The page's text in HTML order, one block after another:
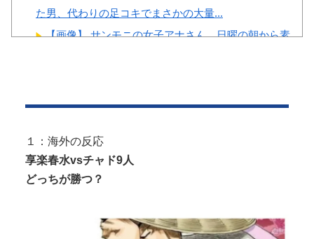
国の反応
た男、代わりの足コキでまさかの大量...
【画像】 サンモニの女子アナさん、日曜の朝から素
利用…子供に絶対見せられないメスの...
井上晴美、乳首ヘア○ードや濡れ場お○ぱいがエ□過ぎ
る！人生最後のラスト写真集、最...
１：海外の反応
享楽春水vsチャド9人
どっちが勝つ？